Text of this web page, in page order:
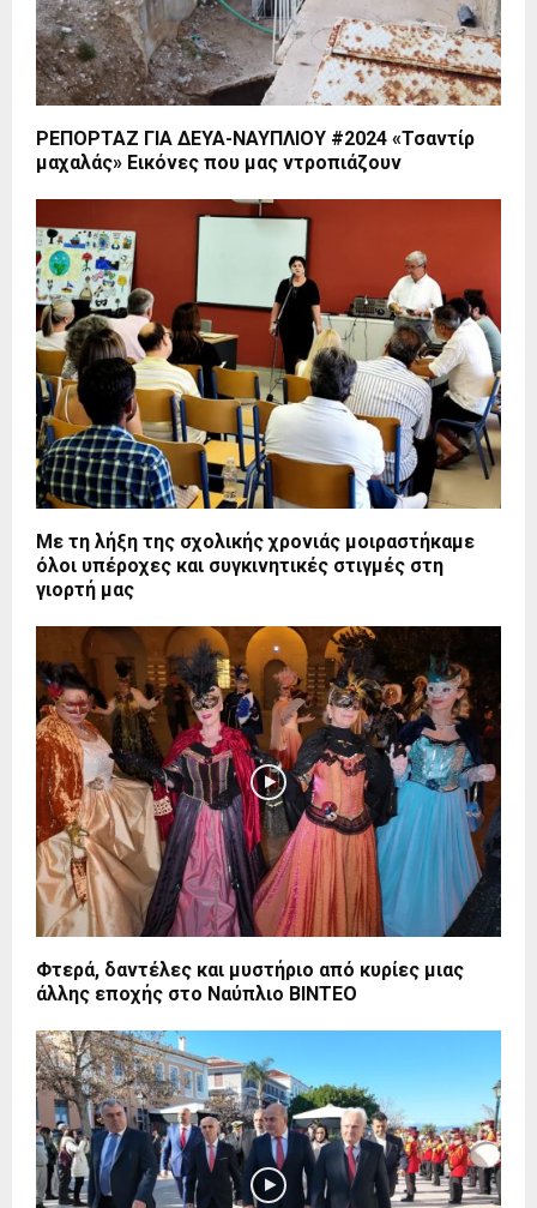
ΡΕΠΟΡΤΑΖ ΓΙΑ ΔΕΥΑ-ΝΑΥΠΛΙΟΥ #2024 «Τσαντίρ
μαχαλάς» Εικόνες που μας ντροπιάζουν
Με τη λήξη της σχολικής χρονιάς μοιραστήκαμε
όλοι υπέροχες και συγκινητικές στιγμές στη
γιορτή μας
Φτερά, δαντέλες και μυστήριο από κυρίες μιας
άλλης εποχής στο Ναύπλιο BINTEO